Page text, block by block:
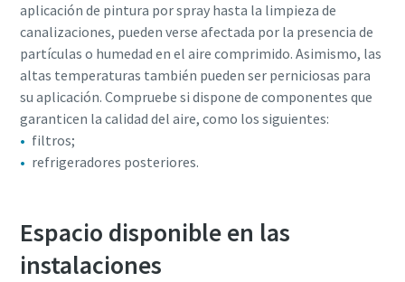
aplicación de pintura por spray hasta la limpieza de
canalizaciones, pueden verse afectada por la presencia de
partículas o humedad en el aire comprimido. Asimismo, las
altas temperaturas también pueden ser perniciosas para
su aplicación. Compruebe si dispone de componentes que
garanticen la calidad del aire, como los siguientes:
filtros;
refrigeradores posteriores.
Espacio disponible en las
instalaciones